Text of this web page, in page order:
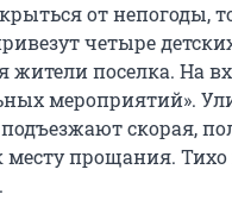
от непогоды,
четыре
поселка. На
мероприятий».
скорая,
прощания. Тихо